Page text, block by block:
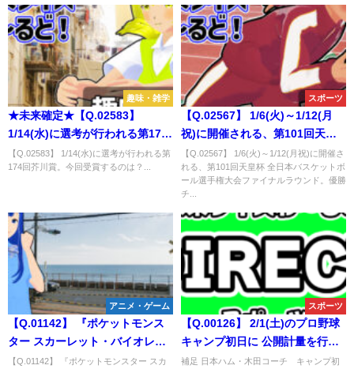
趣味・雑学
★未来確定★【Q.02583】
1/14(水)に選考が行われる第174
回芥川賞。今回受賞するのは？
【Q.02583】 1/14(水)に選考が行われる第
174回芥川賞。今回受賞するのは？...
スポーツ
【Q.02567】 1/6(火)～1/12(月
祝)に開催される、第101回天皇
杯 全日本バスケットボール選手
権大会ファイナルラウンド。優
勝チームは？
【Q.02567】 1/6(火)～1/12(月祝)に開催さ
れる、第101回天皇杯 全日本バスケットボ
ール選手権大会ファイナルラウンド。優勝
チ...
アニメ・ゲーム
【Q.01142】 『ポケットモンス
ター スカーレット・バイオレッ
ト』の発売期間中に放送され
【Q.01142】 『ポケットモンスター スカ
スポーツ
【Q.00126】 2/1(土)のプロ野球
キャンプ初日に 公開計量を行う
予定の日本ハムの木田優夫投手
補足 日本ハム・木田コーチ キャンプ初